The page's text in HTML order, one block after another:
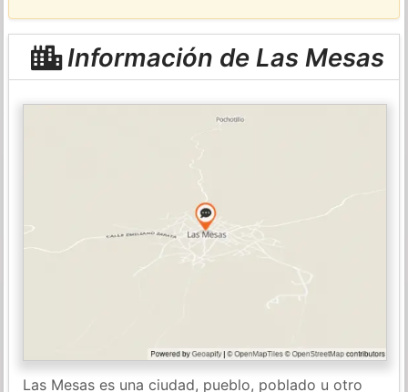
Información de Las Mesas
Las Mesas es una ciudad, pueblo, poblado u otro